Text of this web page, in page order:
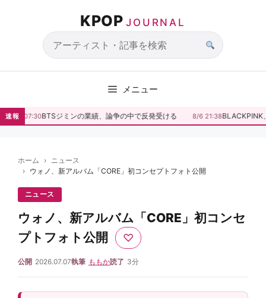
キ
ッ
KPOP JOURNAL
サ
検
索
メニュー
速報
8/7 07:30BTSジミンの業績、論争の中で反発受ける 8/6 21:38BLACKPINK
ホーム
ニュース
ウォノ、新アルバム「CORE」初コンセプトフォト公開
ニュース
ウォノ、新アルバム「CORE」初コンセ
プトフォト公開
♡
公開 2026.07.07執筆 ももか読了 3分